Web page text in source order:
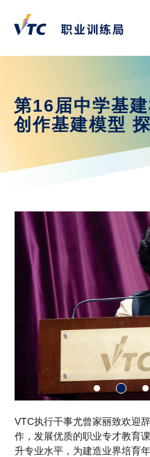
第16届中学基
创作基建模型
VTC执行干事尤曾家丽致欢迎
作，发展优质的职业专才教育
升专业水平，为建造业界培育